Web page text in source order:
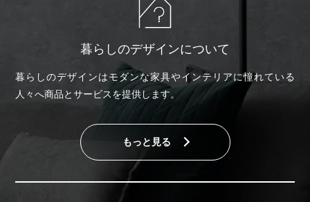
暮らしのデザインについて
暮らしのデザインはモダンな家具やインテリアに憧れている
人々へ商品とサービスを提供します。
もっと見る